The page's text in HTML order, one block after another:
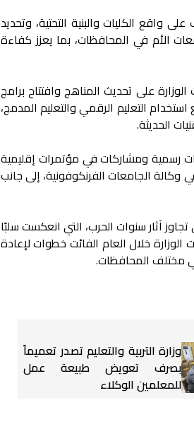
واقع الكليات والبنية التحتية، وتحديد
الأم في المحافظات، بما يعزز كفاءة
على تحديث المناهج وافتتاح برامج
التعليم الرقمي والتعليم المدمج،
الحديثة.
رسمية ومشاركات في مؤتمرات إقليمية
الجامعات الفرنكوفونية، إلى جانب
آثار سنوات الحرب، التي انعكست سلبًا
الوزارة خلال العام الفائت خطوات لإعادة
مختلف المحافظات.
وزارة التربية والتعليم تصدر تعميماً
بصرف تعويض طبيعة عمل
للمعلمين الوكلاء